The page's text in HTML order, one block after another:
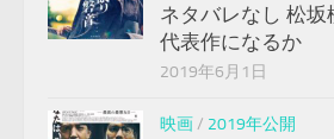
ネタバレなし 松坂
代表作になるか
2019年6月1日
映画/ 2019年公開